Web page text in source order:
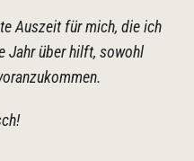
Auszeit für mich, die ich
Jahr über hilft, sowohl